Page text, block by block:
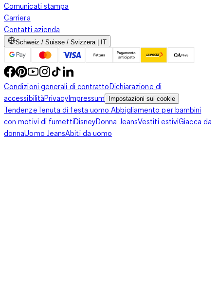
Comunicati stampa
Carriera
Contatti azienda
Schweiz / Suisse / Svizzera | IT
Condizioni generali di contrattoDichiarazione di
accessibilitàPrivacyImpressum Impostazioni sui cookie
TendenzeTenuta di festa uomoAbbigliamento per bambini
con motivi di fumettiDisneyDonna JeansVestiti estiviGiacca da
donnaUomo JeansAbiti da uomo